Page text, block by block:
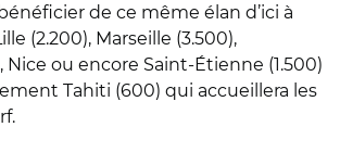
de ce même élan d’ici à
(2.200), Marseille (3.500),
Nice ou encore Saint-Étienne (1.500)
Tahiti (600) qui accueillera les